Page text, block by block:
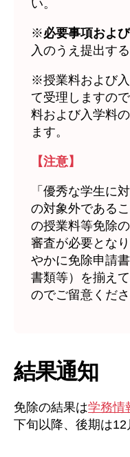
い。
※必要事項およ
入のうえ提出する
※授業料および
て受理しますの
料および入学料
ます。
【注意】
「優秀な学生に
の対象外である
の授業料等免除
審査が必要とな
やかに免除申請
書類等）を揃え
のでご留意くださ
結果通知
免除の結果は学務情
下旬以降、後期は12